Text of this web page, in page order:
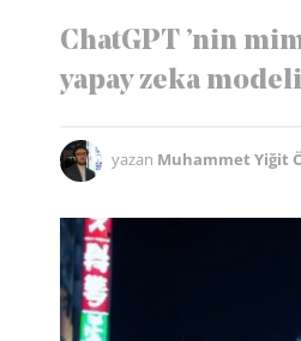
ChatGPT ’nin
yapay zeka
yazan Muhammet Yiğit